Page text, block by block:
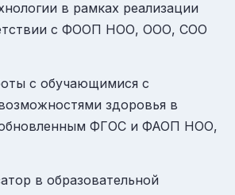
в рамках реализации
с ФООП НОО, ООО, СОО
с обучающимися с
здоровья в
обновленным ФГОС и ФАОП НОО,
в образовательной